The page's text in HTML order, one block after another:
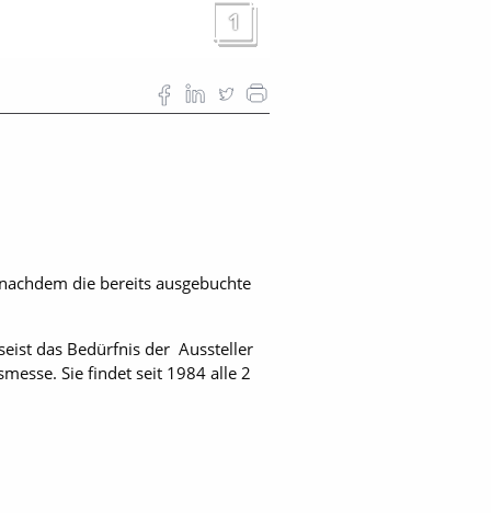
1
die bereits ausgebuchte
das Bedürfnis der Aussteller
Sie findet seit 1984 alle 2